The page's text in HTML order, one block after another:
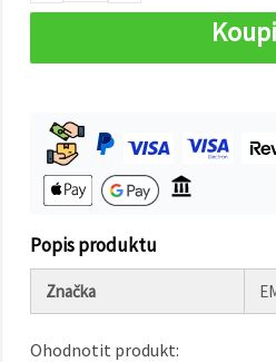
Přijmout
Popis produktu
Značka
Ohodnotit produkt: